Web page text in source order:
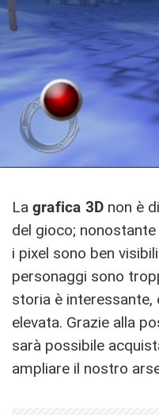
La grafica 3D non è
del gioco;
i pixel sono ben
personaggi sono
storia è interessante,
elevata. Grazie alla
sarà possibile
ampliare il nostro